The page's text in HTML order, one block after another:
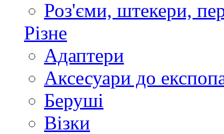
Роз'єми, штекери,
Різне
Адаптери
Аксесуари до
Беруші
Візки